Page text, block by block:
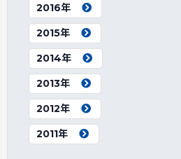
2016年
2015年
2014年
2013年
2012年
2011年